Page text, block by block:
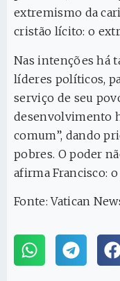
extremismo da
cristão lícito: o
Nas intenções há
líderes políticos,
serviço de seu
desenvolvimento
comum”, dando
pobres. O poder
afirma Francisco:
Fonte: Vatican